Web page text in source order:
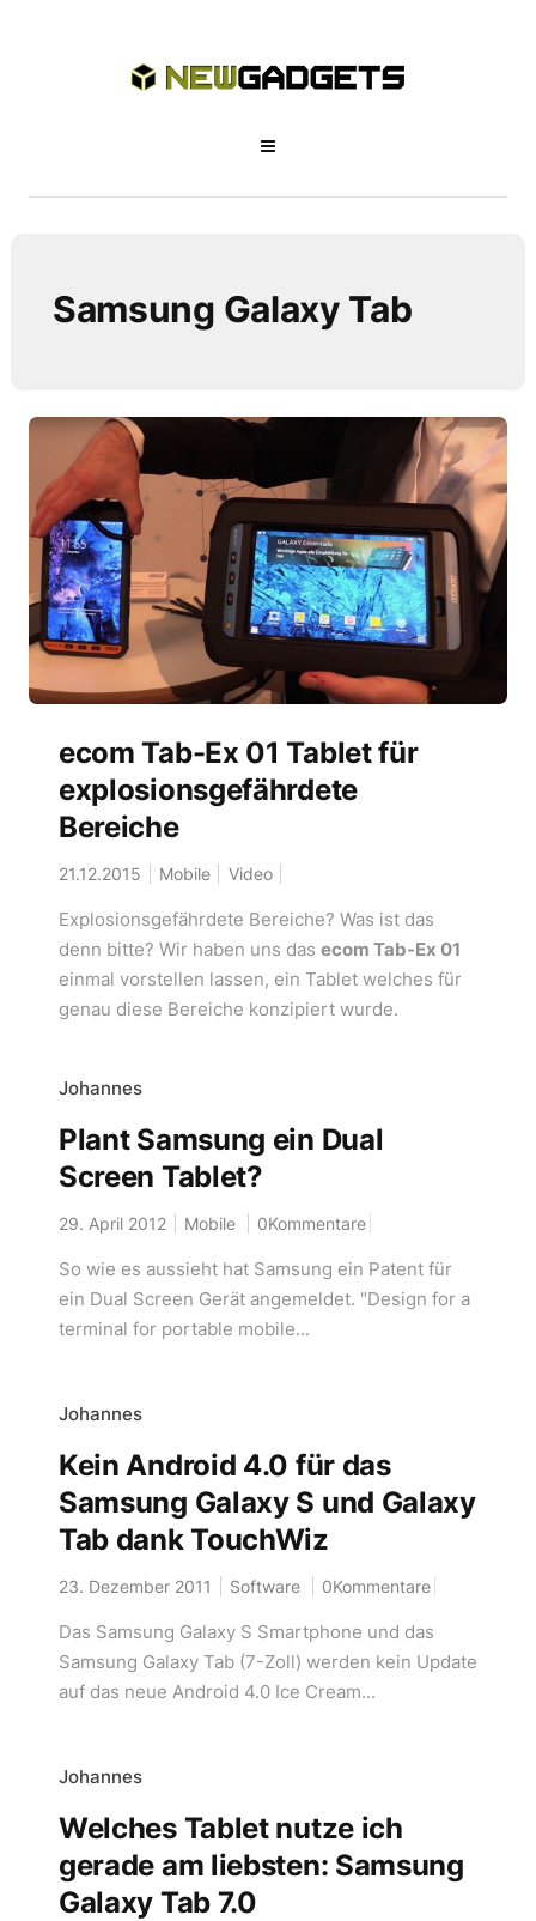
Samsung Galaxy Tab
ecom Tab-Ex 01 Tablet für
explosionsgefährdete
Bereiche
21.12.2015 Mobile Video
Explosionsgefährdete Bereiche? Was ist das
denn bitte? Wir haben uns das ecom Tab-Ex 01
einmal vorstellen lassen, ein Tablet welches für
genau diese Bereiche konzipiert wurde.
Johannes
Plant Samsung ein Dual
Screen Tablet?
29. April 2012 Mobile 0Kommentare
So wie es aussieht hat Samsung ein Patent für
ein Dual Screen Gerät angemeldet. "Design for a
terminal for portable mobile...
Johannes
Kein Android 4.0 für das
Samsung Galaxy S und Galaxy
Tab dank TouchWiz
23. Dezember 2011 Software 0Kommentare
Das Samsung Galaxy S Smartphone und das
Samsung Galaxy Tab (7-Zoll) werden kein Update
auf das neue Android 4.0 Ice Cream...
Johannes
Welches Tablet nutze ich
gerade am liebsten: Samsung
Galaxy Tab 7.0